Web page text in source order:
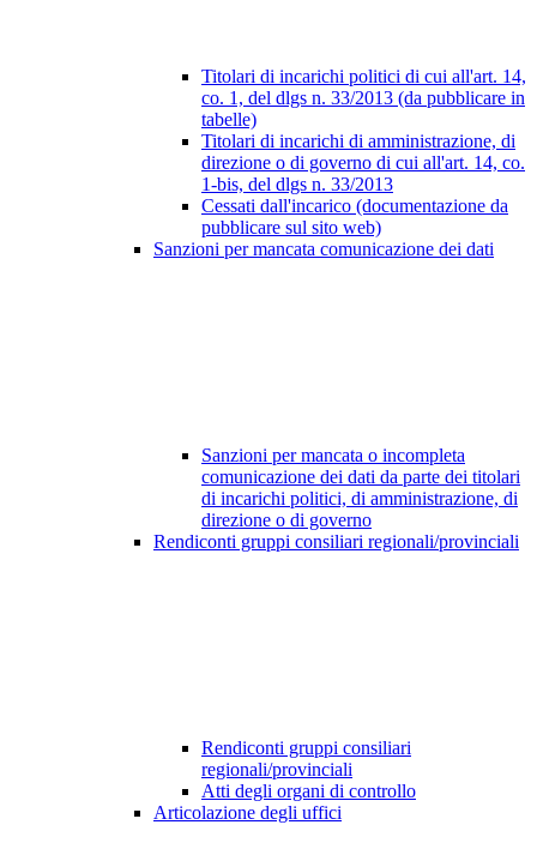
Titolari di incarichi politici di cui all'art. 14,
co. 1, del dlgs n. 33/2013 (da pubblicare in
tabelle)
Titolari di incarichi di amministrazione, di
direzione o di governo di cui all'art. 14, co.
1-bis, del dlgs n. 33/2013
Cessati dall'incarico (documentazione da
pubblicare sul sito web)
Sanzioni per mancata comunicazione dei dati
Sanzioni per mancata o incompleta
comunicazione dei dati da parte dei titolari
di incarichi politici, di amministrazione, di
direzione o di governo
Rendiconti gruppi consiliari regionali/provinciali
Rendiconti gruppi consiliari
regionali/provinciali
Atti degli organi di controllo
Articolazione degli uffici